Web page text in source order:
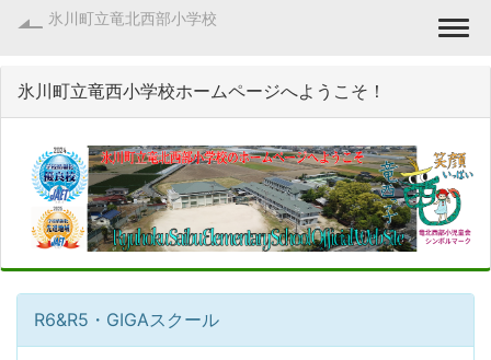
氷川町立竜北西部小学校
氷川町立竜西小学校ホームページへようこそ！
R6&R5・GIGAスクール